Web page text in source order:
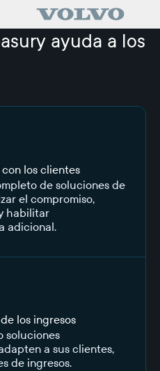
ayuda a los
los clientes
de soluciones de
el compromiso,
habilitar
adicional.
los ingresos
soluciones
a sus clientes,
de ingresos.